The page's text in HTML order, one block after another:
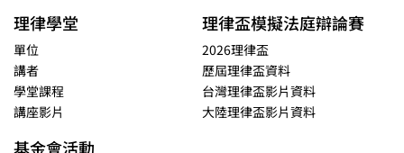
理律學堂
單位
講者
學堂課程
講座影片
理律盃模擬法庭辯論賽
2026理律盃
歷屆理律盃資料
台灣理律盃影片資料
大陸理律盃影片資料
基金會活動